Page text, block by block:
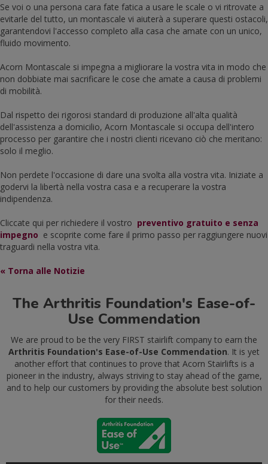
Se voi o una persona cara fate fatica a usare le scale o vi ritrovate a
evitarle del tutto, un montascale vi aiuterà a superare questi ostacoli,
garantendovi l'accesso completo alla casa che amate con un unico,
fluido movimento.
Acorn Montascale si impegna a migliorare la vostra vita in modo che
non dobbiate mai sacrificare le cose che amate a causa di problemi
di mobilità.
Dal rispetto dei rigorosi standard di produzione all'alta qualità
dell'assistenza a domicilio, Acorn Montascale si occupa dell'intero
processo per garantire che i nostri clienti ricevano ciò che meritano:
solo il meglio.
Non perdete l'occasione di dare una svolta alla vostra vita. Iniziate a
godervi la libertà nella vostra casa e a recuperare la vostra
indipendenza.
Cliccate qui per richiedere il vostro preventivo gratuito e senza
impegno e scoprite come fare il primo passo per raggiungere nuovi
traguardi nella vostra vita.
« Torna alle Notizie
The Arthritis Foundation's Ease-of-
Use Commendation
We are proud to be the very FIRST stairlift company to earn the
Arthritis Foundation's Ease-of-Use Commendation. It is yet
another effort that continues to prove that Acorn Stairlifts is a
pioneer in the industry, always striving to stay ahead of the game,
and to help our customers by providing the absolute best solution
for their needs.